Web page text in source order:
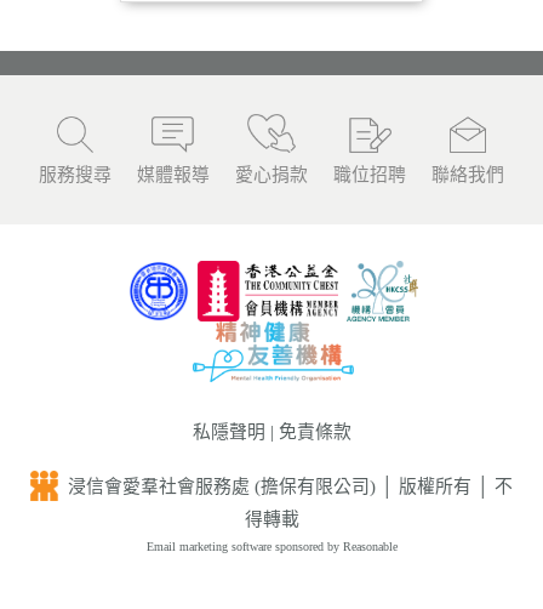
服務搜尋 媒體報導 愛心捐款 職位招聘 聯絡我們
私隱聲明 | 免責條款
浸信會愛羣社會服務處 (擔保有限公司) │ 版權所有 │ 不
得轉載
Email marketing software sponsored by Reasonable